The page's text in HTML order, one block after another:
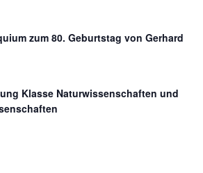
zum 80. Geburtstag von Gerhard
Klasse Naturwissenschaften und